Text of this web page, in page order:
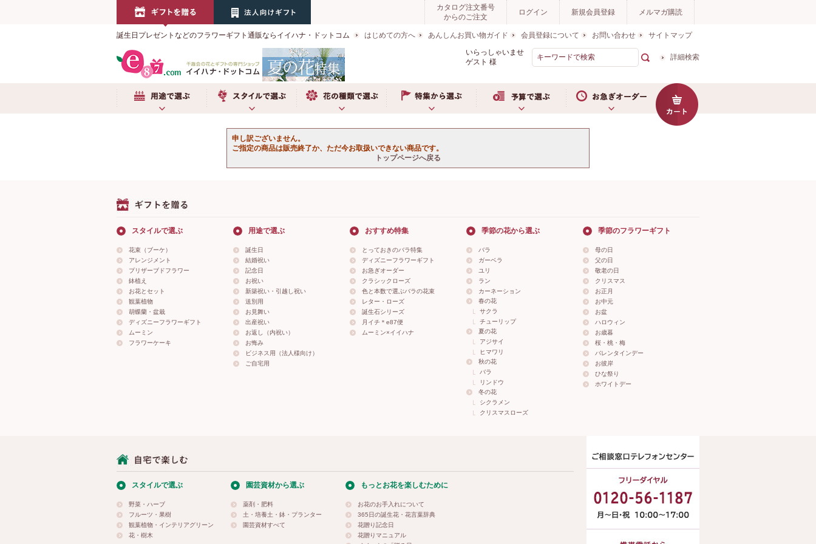
カタログ注文番号
からのご注文
ログイン 新規会員登録 メルマガ購読
誕生日プレゼントなどのフラワーギフト通販ならイイハナ・ドットコム はじめての方へ あんしんお買い物ガイド 会員登録について お問い合わせ
サイトマップ
いらっしゃいませ
ゲスト 様
詳細検索
申し訳ございません。
ご指定の商品は販売終了か、ただ今お取扱いできない商品です。
トップページへ戻る
スタイルで選ぶ
花束（ブーケ）
アレンジメント
プリザーブドフラワー
鉢植え
お花とセット
観葉植物
胡蝶蘭・盆栽
ディズニーフラワーギフト
ムーミン
フラワーケーキ
用途で選ぶ
誕生日
結婚祝い
記念日
お祝い
新築祝い・引越し祝い
送別用
お見舞い
出産祝い
お返し（内祝い）
お悔み
ビジネス用（法人様向け）
ご自宅用
おすすめ特集
とっておきのバラ特集
ディズニーフラワーギフト
お急ぎオーダー
クラシックローズ
色と本数で選ぶバラの花束
レター・ローズ
誕生石シリーズ
月イチ＊e87便
ムーミン×イイハナ
季節の花から選ぶ
バラ
ガーベラ
ユリ
ラン
カーネーション
春の花
サクラ
チューリップ
夏の花
アジサイ
ヒマワリ
秋の花
バラ
リンドウ
冬の花
シクラメン
クリスマスローズ
季節のフラワーギフト
母の日
父の日
敬老の日
クリスマス
お正月
お中元
お盆
ハロウィン
お歳暮
桜・桃・梅
バレンタインデー
お彼岸
ひな祭り
ホワイトデー
スタイルで選ぶ
野菜・ハーブ
フルーツ・果樹
観葉植物・インテリアグリーン
花・樹木
園芸資材から選ぶ
薬剤・肥料
土・培養土・鉢・プランター
園芸資材すべて
もっとお花を楽しむために
お花のお手入れについて
365日の誕生花・花言葉辞典
花贈り記念日
花贈りマニュアル